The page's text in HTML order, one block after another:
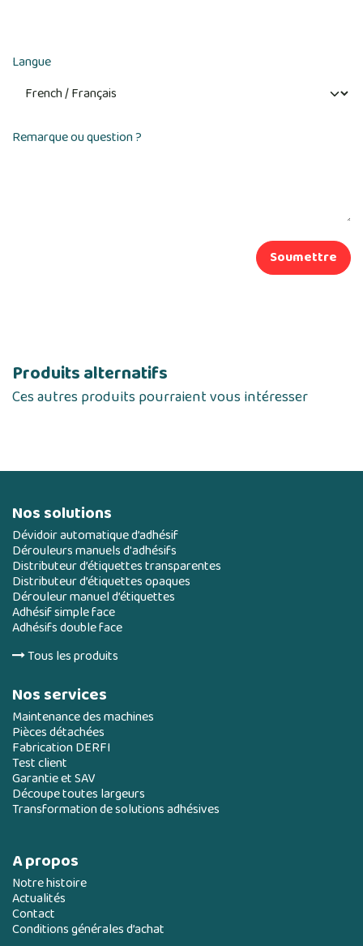
Langue
Remarque ou question ?
Soumettre
Produits alternatifs
Ces autres produits pourraient vous intéresser
Nos solutions
Dévidoir automatique d’adhésif
Dérouleurs manuels d'adhésifs
Distributeur d’étiquettes transparentes
Distributeur d’étiquettes opaques
Dérouleur manuel d’étiquettes
Adhésif simple face
Adhésifs double face
Tous les produits
Nos services
Maintenance des machines
Pièces détachées
Fabrication DERFI
Test client
Garantie et SAV
Découpe toutes largeurs
Transformation de solutions adhésives
A propos
Notre histoire
Actualités
Contact
Conditions générales d’achat